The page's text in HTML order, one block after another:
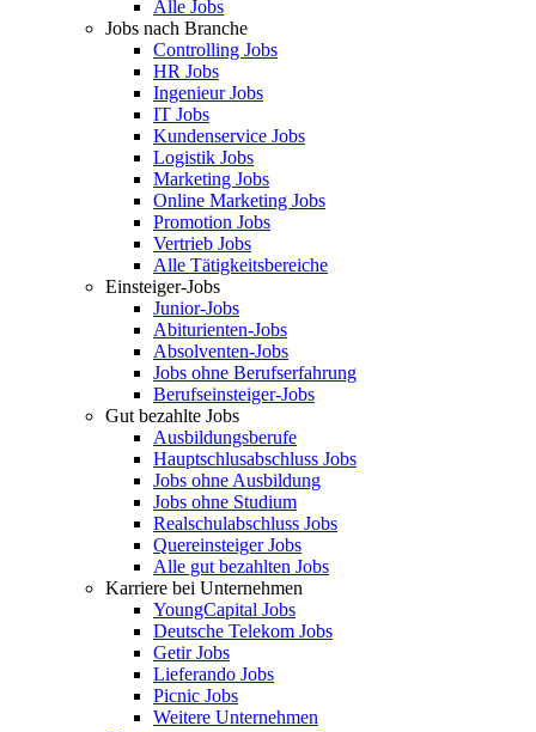
Alle Jobs
Jobs nach Branche
Controlling Jobs
HR Jobs
Ingenieur Jobs
IT Jobs
Kundenservice Jobs
Logistik Jobs
Marketing Jobs
Online Marketing Jobs
Promotion Jobs
Vertrieb Jobs
Alle Tätigkeitsbereiche
Einsteiger-Jobs
Junior-Jobs
Abiturienten-Jobs
Absolventen-Jobs
Jobs ohne Berufserfahrung
Berufseinsteiger-Jobs
Gut bezahlte Jobs
Ausbildungsberufe
Hauptschlusabschluss Jobs
Jobs ohne Ausbildung
Jobs ohne Studium
Realschulabschluss Jobs
Quereinsteiger Jobs
Alle gut bezahlten Jobs
Karriere bei Unternehmen
YoungCapital Jobs
Deutsche Telekom Jobs
Getir Jobs
Lieferando Jobs
Picnic Jobs
Weitere Unternehmen